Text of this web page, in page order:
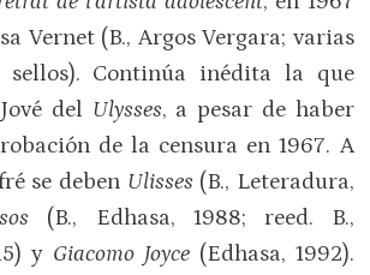
Vernet (B., Argos Vergara; varias
sellos). Continúa inédita la que
del Ulysses, a pesar de haber
de la censura en 1967. A
se deben Ulisses (B., Leteradura,
(B., Edhasa, 1988; reed. B.,
y Giacomo Joyce (Edhasa, 1992).